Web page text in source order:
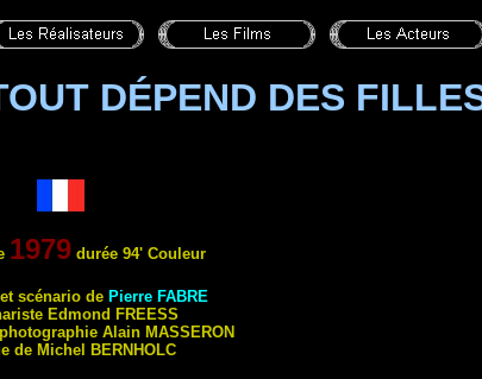
DÉPEND DES
1979durée 94' Couleur
t scénario de Pierre FABRE
Edmond FREESS
Alain MASSERON
de Michel
BERNHOLC